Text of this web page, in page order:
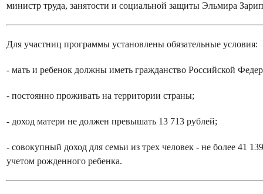
министр труда, занятости и социальной защиты Эльмира
Для участниц программы установлены обязательные условия:
- мать и ребенок должны иметь гражданство Российской
- постоянно проживать на территории страны;
- доход матери не должен превышать 13 713 рублей;
- совокупный доход для семьи из трех человек - не более 41
учетом рожденного ребенка.